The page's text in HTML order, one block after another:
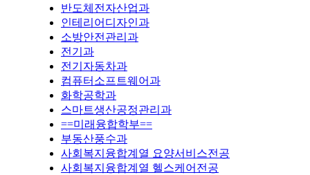
반도체전자산업과
인테리어디자인과
소방안전관리과
전기과
전기자동차과
컴퓨터소프트웨어과
화학공학과
스마트생산공정관리과
==미래융합학부==
부동산풍수과
사회복지융합계열 요양서비스전공
사회복지융합계열 헬스케어전공